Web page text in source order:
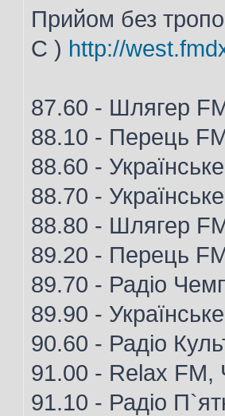
Прийом без
С ) http://
87.60 - Шлягер
88.10 - Перець
88.60 -
88.70 -
88.80 - Шлягер
89.20 - Перець
89.70 - Радіо
89.90 -
90.60 - Радіо
91.00 - Relax FM,
91.10 - Радіо